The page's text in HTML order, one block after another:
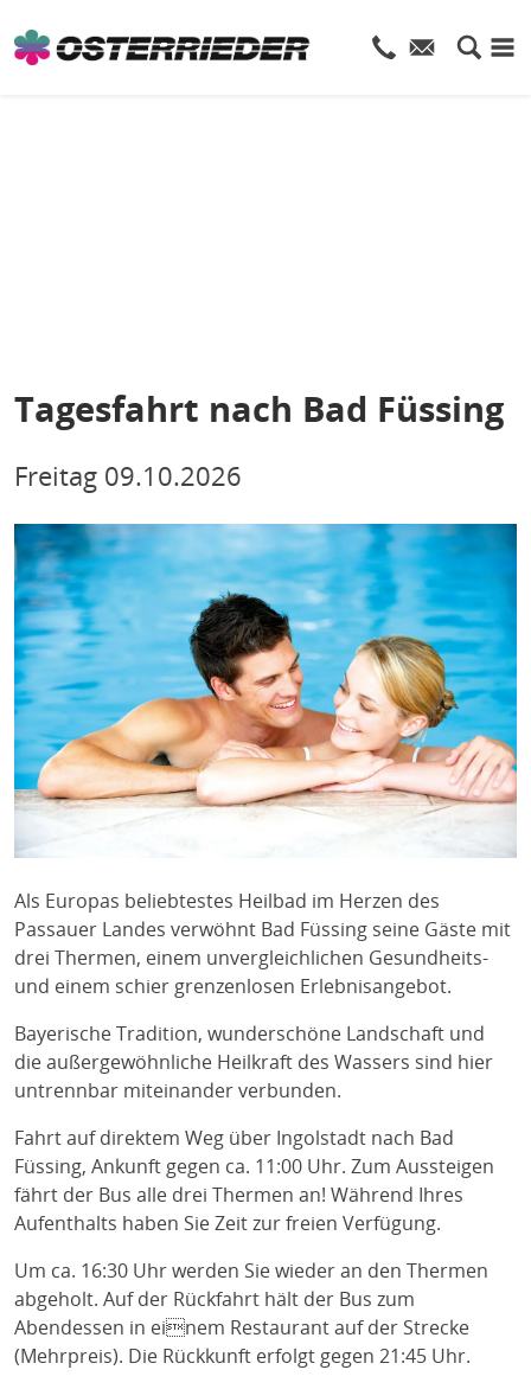
Tagesfahrt nach Bad Füssing
Freitag 09.10.2026
Als Europas beliebtestes Heilbad im Herzen des
Passauer Landes verwöhnt Bad Füssing seine Gäste mit
drei Thermen, einem unvergleichlichen Gesundheits-
und einem schier grenzenlosen Erlebnisangebot.
Bayerische Tradition, wunderschöne Landschaft und
die außergewöhnliche Heilkraft des Wassers sind hier
untrennbar miteinander verbunden.
Fahrt auf direktem Weg über Ingolstadt nach Bad
Füssing, Ankunft gegen ca. 11:00 Uhr. Zum Aussteigen
fährt der Bus alle drei Thermen an! Während Ihres
Aufenthalts haben Sie Zeit zur freien Verfügung.
Um ca. 16:30 Uhr werden Sie wieder an den Thermen
abgeholt. Auf der Rückfahrt hält der Bus zum
Abendessen in einem Restaurant auf der Strecke
(Mehrpreis). Die Rückkunft erfolgt gegen 21:45 Uhr.